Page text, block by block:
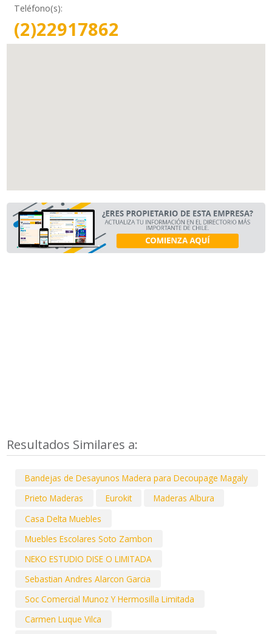
Teléfono(s):
(2)22917862
Resultados Similares a:
Bandejas de Desayunos Madera para Decoupage Magaly
Prieto Maderas
Eurokit
Maderas Albura
Casa Delta Muebles
Muebles Escolares Soto Zambon
NEKO ESTUDIO DISE O LIMITADA
Sebastian Andres Alarcon Garcia
Soc Comercial Munoz Y Hermosilla Limitada
Carmen Luque Vilca